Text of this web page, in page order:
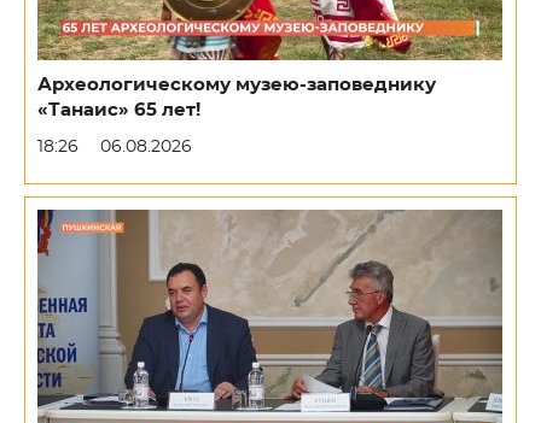
Археологическому музею-заповеднику
«Танаис» 65 лет!
18:26 06.08.2026